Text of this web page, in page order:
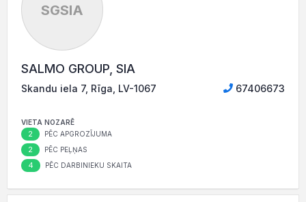
SGSIA
SALMO GROUP, SIA
Skandu iela 7, Rīga, LV-1067 67406673
VIETA NOZARĒ
2 PĒC APGROZĪJUMA
2 PĒC PEĻŅAS
4 PĒC DARBINIEKU SKAITA